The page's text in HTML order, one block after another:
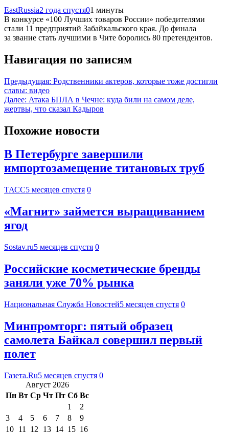
EastRussia2 года спустя01 минуты
В конкурсе «100 Лучших товаров России» победителями
стали 11 предприятий Забайкальского края. До финала
за звание стать лучшими в Чите боролись 80 претендентов.
Навигация по записям
Предыдущая: Родственники актеров, которые тоже достигли
славы: видео
Далее: Атака БПЛА в Чечне: куда били на самом деле,
жертвы, что сказал Кадыров
Похожие новости
В Петербурге завершили
импортозамещение титановых труб
ТАСС5 месяцев спустя 0
«Магнит» займется выращиванием
ягод
Sostav.ru5 месяцев спустя 0
Российские косметические бренды
заняли уже 70% рынка
Национальная Служба Новостей5 месяцев спустя 0
Минпромторг: пятый образец
самолета Байкал совершил первый
полет
Газета.Ru5 месяцев спустя 0
Август 2026
Пн Вт Ср Чт Пт Сб Вс
1
2
3
4 5 6 7 8
9
10 11 12 13 14 15 16